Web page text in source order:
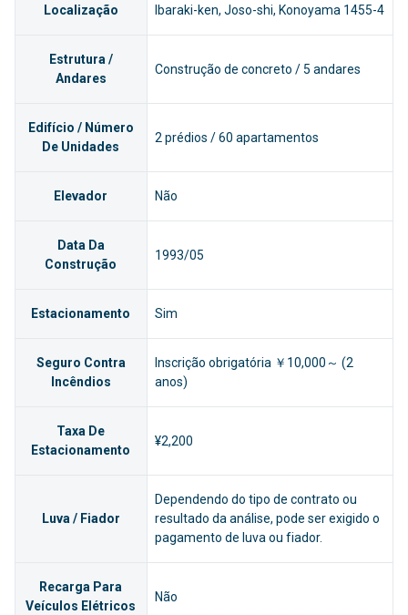
Localização Ibaraki-ken, Joso-shi, Konoyama 1455-4
Estrutura /
Andares
Construção de concreto / 5 andares
Edifício / Número
De Unidades
2 prédios / 60 apartamentos
Elevador Não
Data Da
Construção
1993/05
Estacionamento Sim
Seguro Contra
Incêndios
Inscrição obrigatória ￥10,000～ (2
anos)
Taxa De
Estacionamento
¥2,200
Luva / Fiador
Dependendo do tipo de contrato ou
resultado da análise, pode ser exigido o
pagamento de luva ou fiador.
Recarga Para
Veículos Elétricos
Não